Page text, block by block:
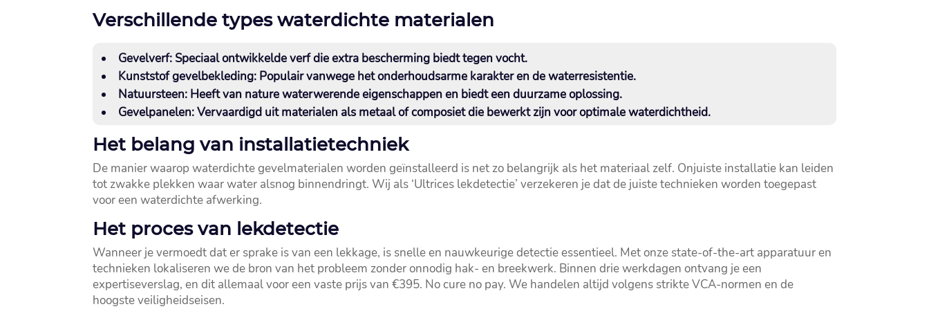
Verschillende types waterdichte materialen
Gevelverf: Speciaal ontwikkelde verf die extra bescherming biedt tegen vocht.​
Kunststof gevelbekleding: Populair vanwege het onderhoudsarme karakter en de waterresistentie.​
Natuursteen: Heeft van nature waterwerende eigenschappen en biedt een duurzame oplossing.​
Gevelpanelen:Vervaardigd uit materialen als metaal of composiet die bewerkt zijn voor optimale waterdichtheid.​
Het belang van installatietechniek
De manier waarop waterdichte gevelmaterialen worden geïnstalleerd is net zo belangrijk als het materiaal zelf.​ Onjuiste installatie kan leiden
tot zwakke plekken waar water alsnog binnendringt.​ Wij als ‘Ultrices lekdetectie’ verzekeren je dat de juiste technieken worden toegepast
voor een waterdichte afwerking.​
Het proces van lekdetectie
Wanneer je vermoedt dat er sprake is van een lekkage, is snelle en nauwkeurige detectie essentieel.​ Met onze state-of-the-art apparatuur en
technieken lokaliseren we de bron van het probleem zonder onnodig hak- en breekwerk.​ Binnen drie werkdagen ontvang je een
expertiseverslag, en dit allemaal voor een vaste prijs van €395.​ No cure no pay.​ We handelen altijd volgens strikte VCA-normen en de
hoogste veiligheidseisen.​